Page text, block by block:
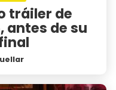
tráiler de
antes de su